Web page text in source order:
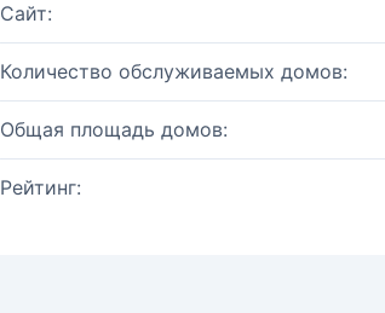
Сайт:
Количество обслуживаемых домов:
Общая площадь домов:
Рейтинг: